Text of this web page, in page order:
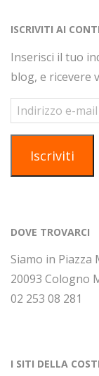
ISCRIVITI AI
Inserisci il tuo
blog, e ricevere
Indirizzo
e-
mail
Iscriviti
DOVE TROVARCI
Siamo in Piazza
20093 Cologno
02 253 08 281
I SITI DELLA